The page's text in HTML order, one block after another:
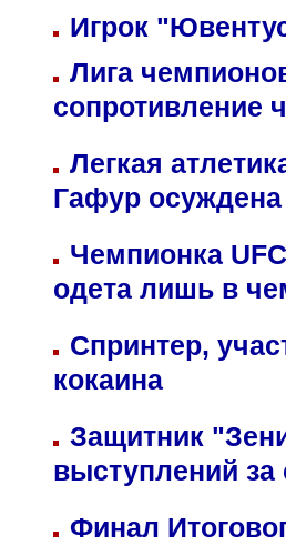
Игрок
Лига
сопротивление
Легкая
Гафур осуждена
Чемпионка
одета лишь в
Спринтер,
кокаина
Защитник
выступлений
Финал